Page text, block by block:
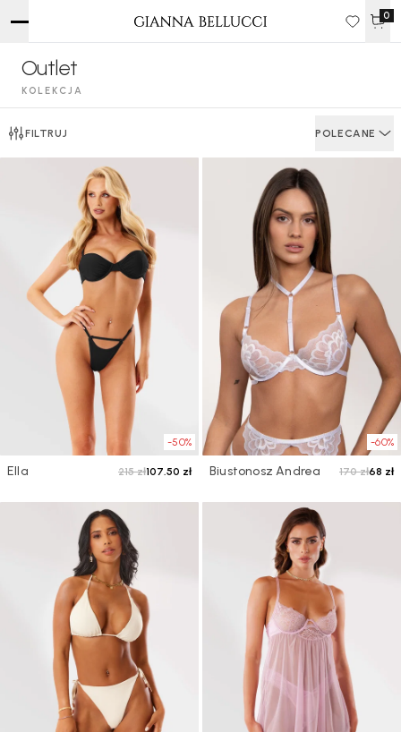
0
Outlet
KOLEKCJA
FILTRUJ POLECANE
-50%
Ella 215 zł107.50 zł
-60%
Biustonosz Andrea 170 zł68 zł